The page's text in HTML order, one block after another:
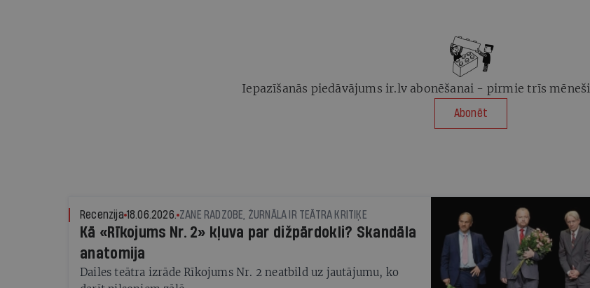
Iepazīšanās piedāvājums ir.lv abonēšanai - pirmie trīs mēneši
Abonēt
Recenzija 18.06.2026. ZANE RADZOBE, ŽURNĀLA IR TEĀTRA KRITIĶE
Kā «Rīkojums Nr. 2» kļuva par dižpārdokli? Skandāla
anatomija
Dailes teātra izrāde Rīkojums Nr. 2 neatbild uz jautājumu, ko